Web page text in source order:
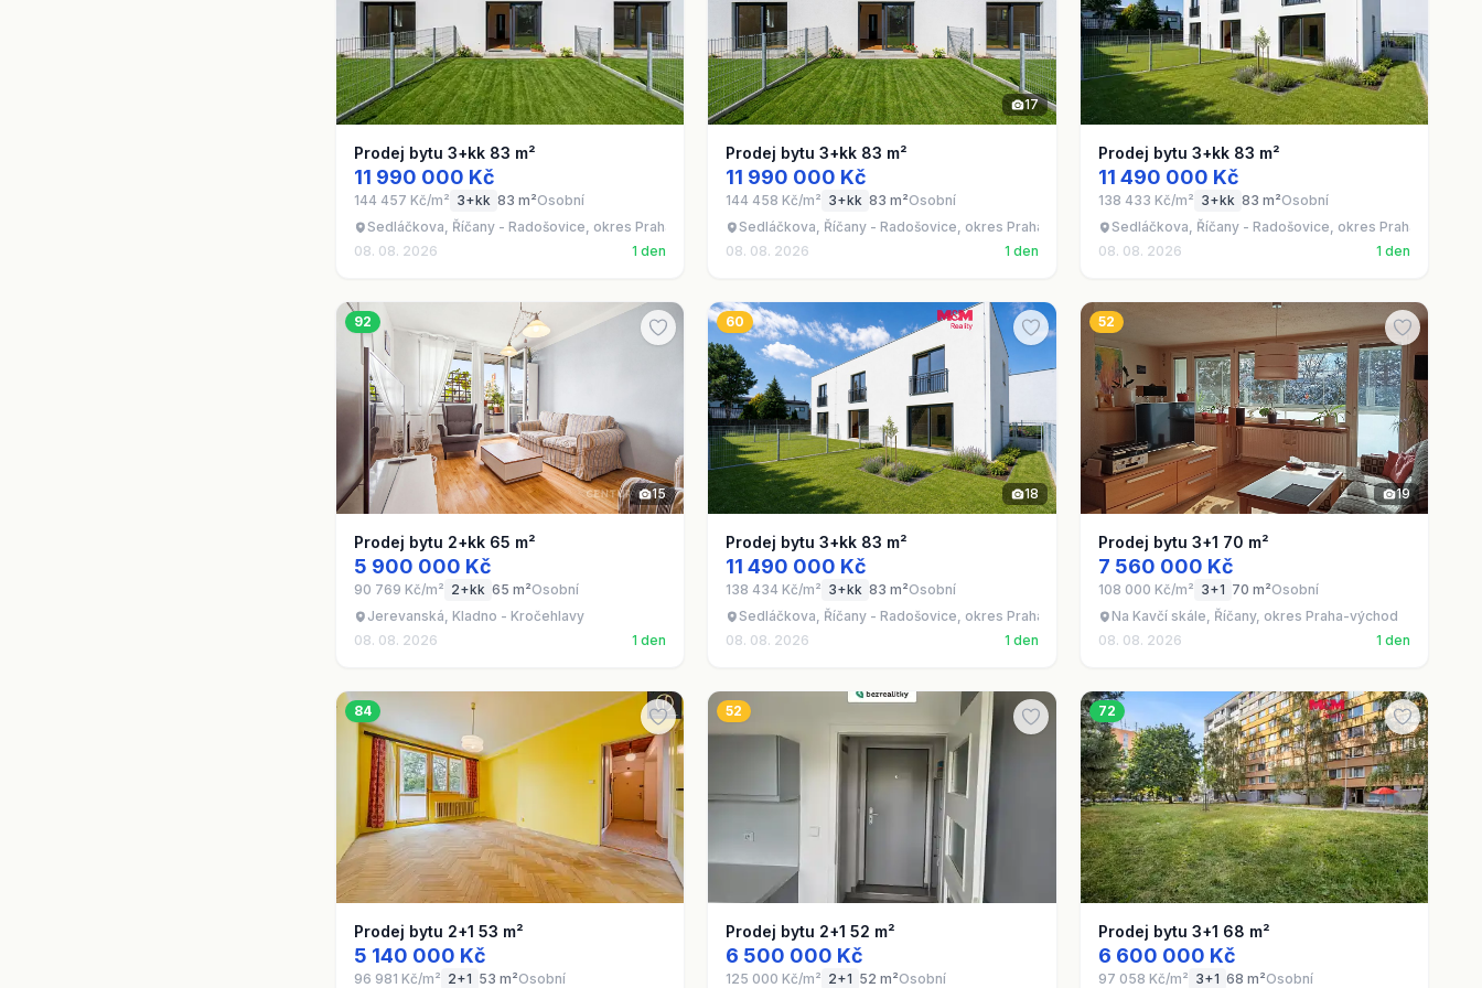
Prodej bytu 3+kk 83 m²
11 990 000 Kč
144 457 Kč/m² 3+kk 83 m²Osobní
Sedláčkova, Říčany - Radošovice, okres Praha-východ
08. 08. 2026
1 den
17
Prodej bytu 3+kk 83 m²
11 990 000 Kč
144 458 Kč/m² 3+kk 83 m²Osobní
Sedláčkova, Říčany - Radošovice, okres Praha-východ
08. 08. 2026
1 den
Prodej bytu 3+kk 83 m²
11 490 000 Kč
138 433 Kč/m² 3+kk 83 m²Osobní
Sedláčkova, Říčany - Radošovice, okres Praha-východ
08. 08. 2026
1 den
92
15
Prodej bytu 2+kk 65 m²
5 900 000 Kč
90 769 Kč/m² 2+kk 65 m²Osobní
Jerevanská, Kladno - Kročehlavy
08. 08. 2026
1 den
60
18
Prodej bytu 3+kk 83 m²
11 490 000 Kč
138 434 Kč/m² 3+kk 83 m²Osobní
Sedláčkova, Říčany - Radošovice, okres Praha-východ
08. 08. 2026
1 den
52
19
Prodej bytu 3+1 70 m²
7 560 000 Kč
108 000 Kč/m² 3+1 70 m²Osobní
Na Kavčí skále, Říčany, okres Praha-východ
08. 08. 2026
1 den
84
Prodej bytu 2+1 53 m²
5 140 000 Kč
96 981 Kč/m² 2+1 53 m²Osobní
52
Prodej bytu 2+1 52 m²
6 500 000 Kč
125 000 Kč/m² 2+1 52 m²Osobní
72
Prodej bytu 3+1 68 m²
6 600 000 Kč
97 058 Kč/m² 3+1 68 m²Osobní